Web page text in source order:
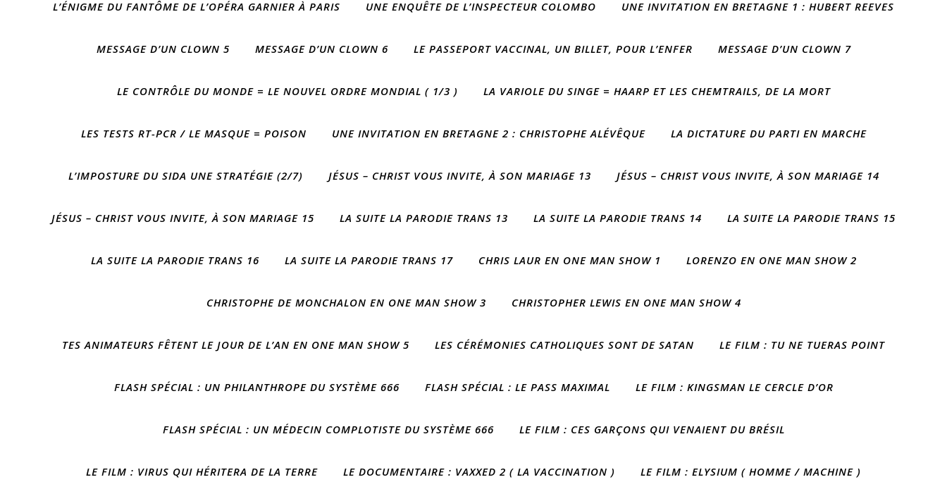
L’ÉNIGME DU FANTÔME DE L’OPÉRA GARNIER À PARIS UNE ENQUÊTE DE L’INSPECTEUR COLOMBO UNE INVITATION EN BRETAGNE 1 : HUBERT REEVES
MESSAGE D’UN CLOWN 5 MESSAGE D’UN CLOWN 6 LE PASSEPORT VACCINAL, UN BILLET, POUR L’ENFER MESSAGE D’UN CLOWN 7
LE CONTRÔLE DU MONDE = LE NOUVEL ORDRE MONDIAL ( 1/3 ) LA VARIOLE DU SINGE = HAARP ET LES CHEMTRAILS, DE LA MORT
LES TESTS RT-PCR / LE MASQUE = POISON UNE INVITATION EN BRETAGNE 2 : CHRISTOPHE ALÉVÊQUE LA DICTATURE DU PARTI EN MARCHE
L’IMPOSTURE DU SIDA UNE STRATÉGIE (2/7) JÉSUS – CHRIST VOUS INVITE, À SON MARIAGE 13 JÉSUS – CHRIST VOUS INVITE, À SON MARIAGE 14
JÉSUS – CHRIST VOUS INVITE, À SON MARIAGE 15 LA SUITE LA PARODIE TRANS 13 LA SUITE LA PARODIE TRANS 14 LA SUITE LA PARODIE TRANS 15
LA SUITE LA PARODIE TRANS 16 LA SUITE LA PARODIE TRANS 17 CHRIS LAUR EN ONE MAN SHOW 1 LORENZO EN ONE MAN SHOW 2
CHRISTOPHE DE MONCHALON EN ONE MAN SHOW 3 CHRISTOPHER LEWIS EN ONE MAN SHOW 4
TES ANIMATEURS FÊTENT LE JOUR DE L’AN EN ONE MAN SHOW 5 LES CÉRÉMONIES CATHOLIQUES SONT DE SATAN LE FILM : TU NE TUERAS POINT
FLASH SPÉCIAL : UN PHILANTHROPE DU SYSTÈME 666 FLASH SPÉCIAL : LE PASS MAXIMAL LE FILM : KINGSMAN LE CERCLE D’OR
FLASH SPÉCIAL : UN MÉDECIN COMPLOTISTE DU SYSTÈME 666 LE FILM : CES GARÇONS QUI VENAIENT DU BRÉSIL
LE FILM : VIRUS QUI HÉRITERA DE LA TERRE LE DOCUMENTAIRE : VAXXED 2 ( LA VACCINATION ) LE FILM : ELYSIUM ( HOMME / MACHINE )